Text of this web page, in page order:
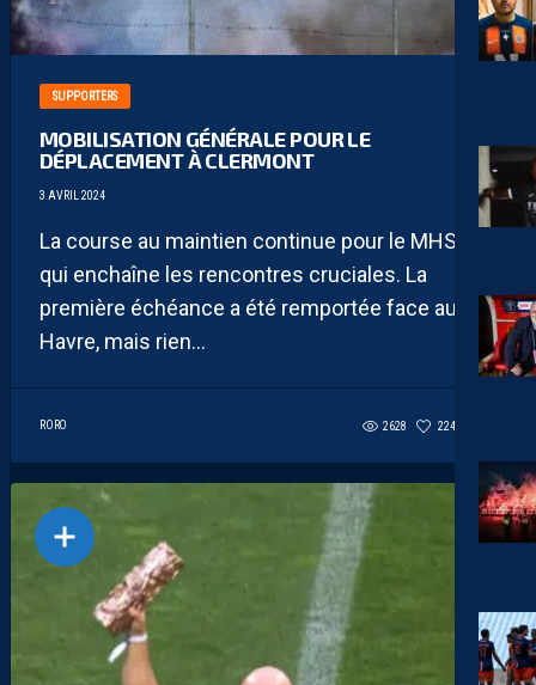
SUPPORTERS
MOBILISATION GÉNÉRALE POUR LE
DÉPLACEMENT À CLERMONT
3 AVRIL 2024
La course au maintien continue pour le MHSC
qui enchaîne les rencontres cruciales. La
première échéance a été remportée face au
Havre, mais rien...
RORO 2628 224